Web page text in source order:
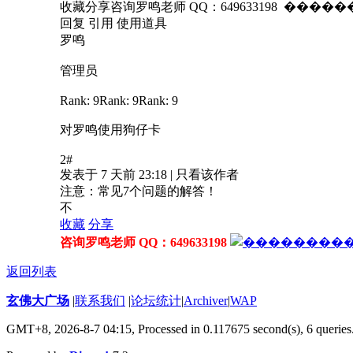
收藏分享咨询罗鸣老师 QQ：649633198
回复 引用 使用道具
罗鸣
管理员
Rank: 9Rank: 9Rank: 9
对罗鸣使用狗仔卡
2#
发表于 7 天前 23:18 | 只看该作者
注意：常见7个问题的解答！
不
收藏 分享
咨询罗鸣老师 QQ：649633198
返回列表
玄佛大广场 |联系我们 |论坛统计|Archiver|WAP
GMT+8, 2026-8-7 04:15, Processed in 0.117675 second(s), 6 queries.